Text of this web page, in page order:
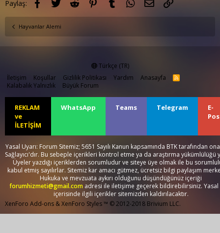
Paylaş:
Hayvanlar Alemi
Türkçe (TR)
İletişim
Koşullar Gizlilik Politikası Yardım Anasayfa
R
S
Kalabalık Yalnızlık Büyük Forum
REKLAM
ve
İLETİŞİM
WhatsApp Teams Telegram
E-
Yasal Uyarı: Forum Sitemiz; 5651 Sayılı Kanun kapsamında BTK tarafından
Sağlayıcı'dır. Bu sebeple içerikleri kontrol etme ya da araştırma yükümlülüğü
Üyeler yazdığı içeriklerden sorumludur ve siteye üye olmak ile bu
kabul etmiş sayılırlar. Sitemiz kar amacı gütmez, ücretsiz bilgi paylaşım
Hukuka ve mevzuata aykırı olduğunu düşündüğünüz içeriği
forumhizmeti@gmail.com adresi ile iletişime geçerek bildirebilirsiniz. Yasal
içerisinde ilgili içerikler sitemizden kaldırılacaktır.
XenForo Add-ons &XenForo Styles™ © 2012-2018 Brivium LLC.